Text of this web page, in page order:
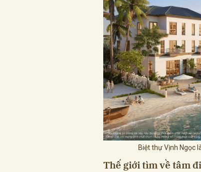
Biệt thự Vịnh Ngọc
Thế giới tìm về tâm